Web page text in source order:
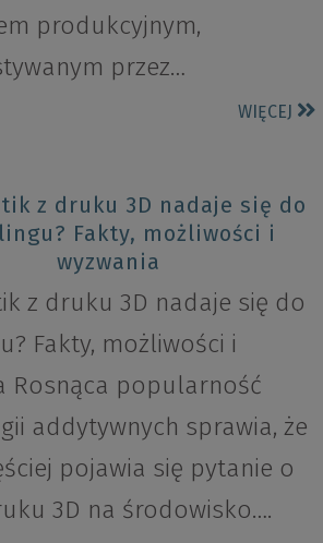
produkcyjnym,
przez…
WIĘCEJ
z druku 3D nadaje się do
Fakty, możliwości i
wyzwania
z druku 3D nadaje się do
Fakty, możliwości i
Rosnąca popularność
addytywnych sprawia, że
pojawia się pytanie o
3D na środowisko….